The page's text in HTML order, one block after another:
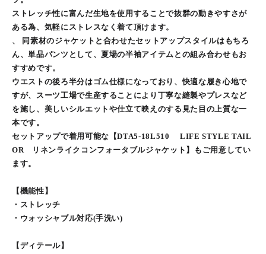
ストレッチ性に富んだ生地を使用することで抜群の動きやすさが
ある為、気軽にストレスなく着て頂けます。
、 同素材のジャケットと合わせたセットアップスタイルはもちろ
ん、単品パンツとして、夏場の半袖アイテムとの組み合わせもお
すすめです。
ウエストの後ろ半分はゴム仕様になっており、快適な履き心地で
すが、スーツ工場で生産することにより丁寧な縫製やプレスなど
を施し、美しいシルエットや仕立て映えのする見た目の上質な一
本です。
セットアップで着用可能な【DTA5-18L510 LIFE STYLE TAIL
OR リネンライクコンフォータブルジャケット】もご用意してい
ます。
【機能性】
・ストレッチ
・ウォッシャブル対応(手洗い)
【ディテール】